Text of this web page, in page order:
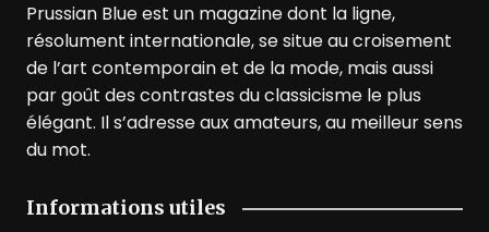
Prussian Blue est un magazine dont la ligne,
résolument internationale, se situe au croisement
de l’art contemporain et de la mode, mais aussi
par goût des contrastes du classicisme le plus
élégant. Il s’adresse aux amateurs, au meilleur sens
du mot.
Informations utiles